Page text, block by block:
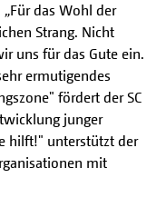
das Wohl der
Strang. Nicht
uns für das Gute ein.
ermutigendes
fördert der SC
junger
hilft!" unterstützt der
mit